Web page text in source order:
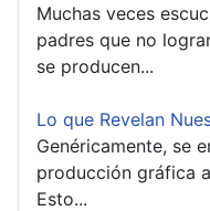
Muchas veces
padres que no
se producen...
Lo que Revelan
Genéricamente, se
producción gráfica
Esto...